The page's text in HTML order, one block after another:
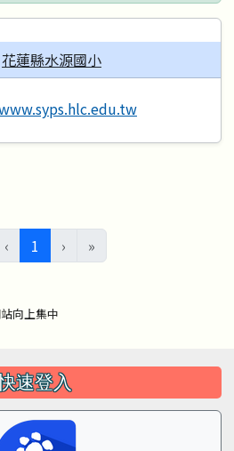
花蓮縣水源國小
‹ 1 (目前頁次)
› »
向上集中
速登入